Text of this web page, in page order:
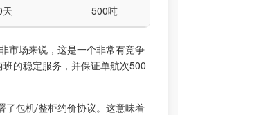
500吨
市场来说，这是一个非常有竞争
的稳定服务，并保证单航次500
了包机/整柜约价协议。这意味着